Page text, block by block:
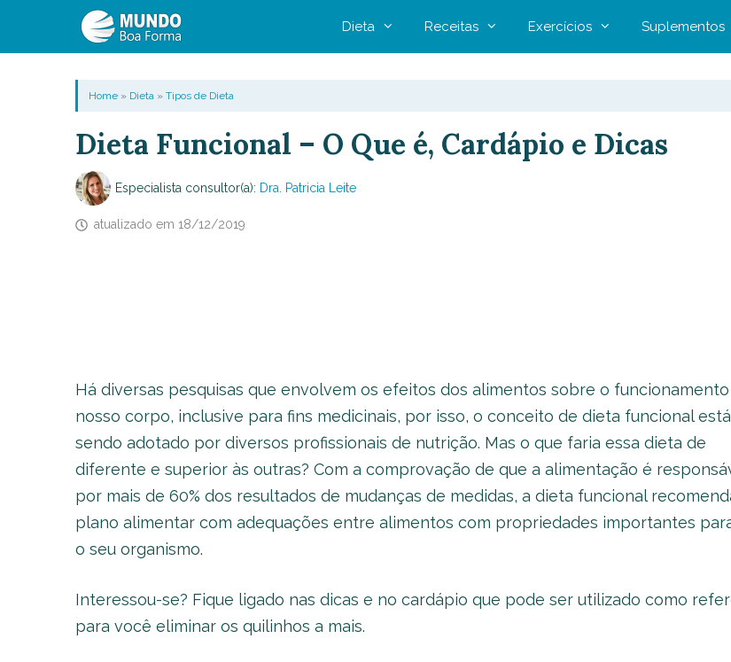
Dieta Receitas Exercícios Suplementos
Home» Dieta» Tipos de Dieta
Dieta Funcional – O Que é, Cardápio e Dicas
Especialista consultor(a): Dra. Patricia Leite
atualizado em 18/12/2019
Há diversas pesquisas que envolvem os efeitos dos alimentos sobre o
nosso corpo, inclusive para fins medicinais, por isso, o conceito de dieta funcional está
sendo adotado por diversos profissionais de nutrição. Mas o que faria essa dieta de
diferente e superior às outras? Com a comprovação de que a alimentação é
por mais de 60% dos resultados de mudanças de medidas, a dieta funcional
plano alimentar com adequações entre alimentos com propriedades importantes
o seu organismo.
Interessou-se? Fique ligado nas dicas e no cardápio que pode ser utilizado como
para você eliminar os quilinhos a mais.